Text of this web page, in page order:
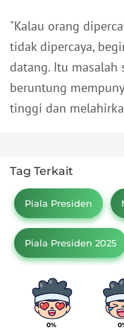
"Kalau orang
tidak dipercaya,
datang. Itu masalah
beruntung
tinggi dan
Tag Terkait
Piala Presiden
Piala Presiden 2025
0%